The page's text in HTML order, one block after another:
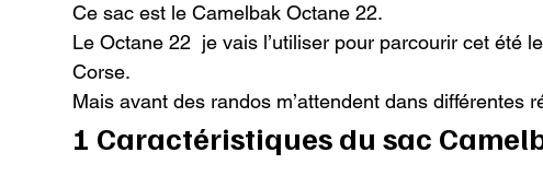
Ce sac est le Camelbak Octane 22.
Le Octane 22  je vais l’utiliser pour parcourir cet été
Corse.
Mais avant des randos m’attendent dans différentes
1 Caractéristiques du sac